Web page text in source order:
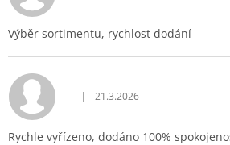
Výběr sortimentu, rychlost dodání
Hodnocení obchodu je 5 z 5
| 21.3.2026
Rychle vyřízeno, dodáno 100%